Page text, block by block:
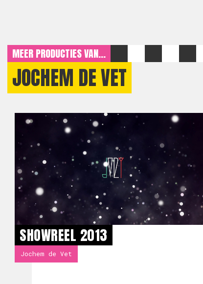
MEER PRODUCTIES VAN...
JOCHEM DE VET
SHOWREEL 2013
Jochem de Vet